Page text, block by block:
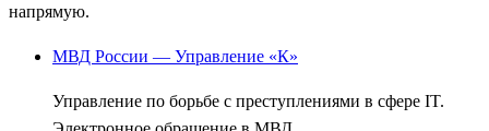
напрямую.
МВД России — Управление «К»
Управление по борьбе с преступлениями в сфере IT.